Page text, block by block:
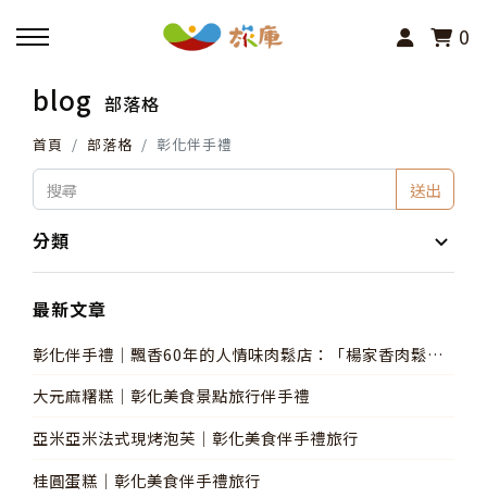
0
回主選單
活動報名
小旅行及主題導覽
講座、體驗與課程
其他活動
blog 部落格
首頁 部落格 彰化伴手禮
送出
分類
最新文章
彰化伴手禮│飄香60年的人情味肉鬆店：「楊家香肉鬆」
大元麻糬糕│彰化美食景點旅行伴手禮
亞米亞米法式現烤泡芙│彰化美食伴手禮旅行
桂圓蛋糕│彰化美食伴手禮旅行